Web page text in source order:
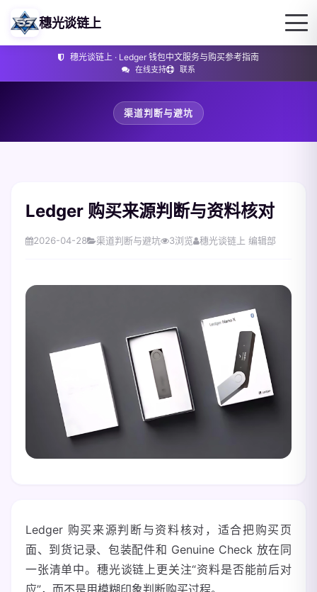
穗光谈链上 · Ledger 钱包中文服务与购买参考指南
在线支持 联系
穗光谈链上
渠道判断与避坑
Ledger 购买来源判断与资料核对
2026-04-28 渠道判断与避坑 3浏览 穗光谈链上 编辑部
Ledger 购买来源判断与资料核对，适合把购买页
面、到货记录、包装配件和 Genuine Check 放在同
一张清单中。穗光谈链上更关注“资料是否能前后对
应”，而不是用模糊印象判断购买过程。